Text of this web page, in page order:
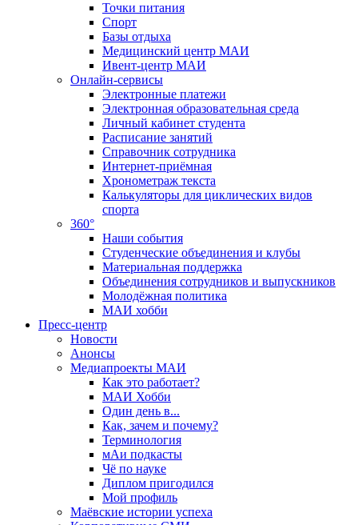
Точки питания
Спорт
Базы отдыха
Медицинский центр МАИ
Ивент-центр МАИ
Онлайн-сервисы
Электронные платежи
Электронная образовательная среда
Личный кабинет студента
Расписание занятий
Справочник сотрудника
Интернет-приёмная
Хронометраж текста
Калькуляторы для циклических видов
спорта
360°
Наши события
Студенческие объединения и клубы
Материальная поддержка
Объединения сотрудников и выпускников
Молодёжная политика
МАИ хобби
Пресс-центр
Новости
Анонсы
Медиапроекты МАИ
Как это работает?
МАИ Хобби
Один день в...
Как, зачем и почему?
Терминология
мАи подкасты
Чё по науке
Диплом пригодился
Мой профиль
Маёвские истории успеха